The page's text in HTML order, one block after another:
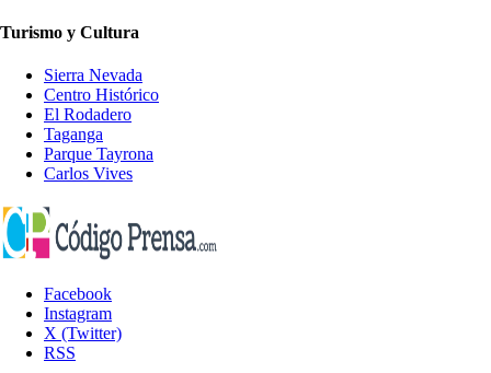
Turismo y Cultura
Sierra Nevada
Centro Histórico
El Rodadero
Taganga
Parque Tayrona
Carlos Vives
Facebook
Instagram
X (Twitter)
RSS